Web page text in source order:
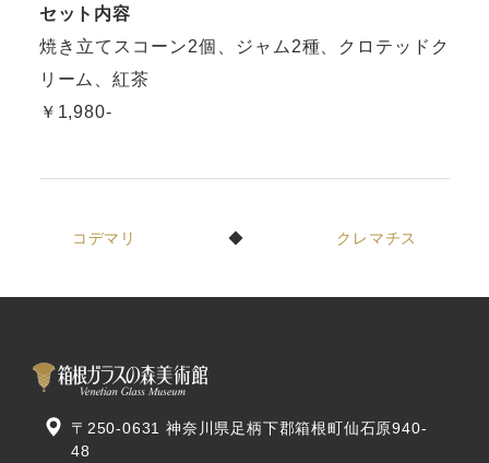
セット内容
焼き立てスコーン2個、ジャム2種、クロテッドク
リーム、紅茶
￥1,980-
コデマリ クレマチス
〒250-0631 神奈川県足柄下郡箱根町仙石原940-
48